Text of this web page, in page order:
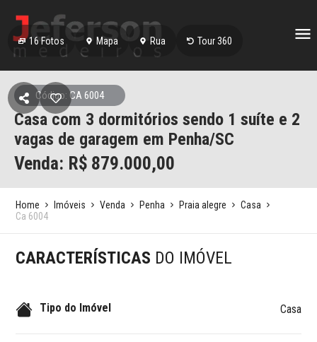
16 Fotos Mapa Rua Tour 360
Código: CA 6004
Casa com 3 dormitórios sendo 1 suíte e 2
vagas de garagem em Penha/SC
Venda: R$ 879.000,00
Home Imóveis Venda Penha Praia alegre
Casa
Ca 6004
CARACTERÍSTICAS DO IMÓVEL
Tipo do Imóvel Casa